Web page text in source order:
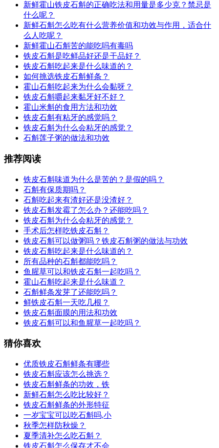
新鲜霍山铁皮石斛的正确吃法和用量是多少克？禁忌是
什么呢？
新鲜石斛怎么吃有什么营养价值和功效与作用，适合什
么人吃呢？
新鲜霍山石斛苦的能吃吗有毒吗
铁皮石斛是吃鲜品好还是干品好？
铁皮石斛吃起来是什么味道的？
如何挑选铁皮石斛鲜条？
霍山石斛吃起来为什么会黏呀？
铁皮石斛嚼起来黏牙好不好？
霍山米斛的食用方法和功效
铁皮石斛有粘牙的感觉吗？
铁皮石斛为什么会粘牙的感觉？
石斛莲子粥的做法和功效
推荐阅读
铁皮石斛味道为什么是苦的？是假的吗？
石斛有保质期吗？
石斛吃起来有渣好还是没渣好？
铁皮石斛发霉了怎么办？还能吃吗？
铁皮石斛为什么会粘牙的感觉？
手术后怎样吃铁皮石斛？
铁皮石斛可以做粥吗？铁皮石斛粥的做法与功效
铁皮石斛吃起来是什么味道的？
所有品种的石斛都能吃吗？
鱼腥草可以和铁皮石斛一起吃吗？
霍山石斛吃起来是什么味道？
石斛鲜条发芽了还能吃吗？
鲜铁皮石斛一天吃几根？
铁皮石斛面膜的用法和功效
铁皮石斛可以和鱼腥草一起吃吗？
猜你喜欢
优质铁皮石斛鲜条有哪些
铁皮石斛应该怎么挑选？
铁皮石斛鲜条的功效，铁
新鲜石斛怎么吃比较好？
铁皮石斛鲜条的外形特征
一岁宝宝可以吃石斛吗,小
秋季怎样防秋燥？
夏季清补怎么吃石斛？
铁皮石斛怎么保存才不会